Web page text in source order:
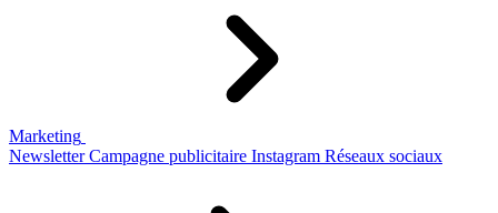
Marketing
Newsletter Campagne publicitaire Instagram Réseaux sociaux